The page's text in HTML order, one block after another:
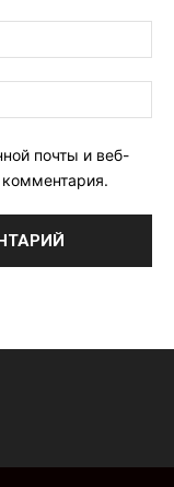
почты и веб-